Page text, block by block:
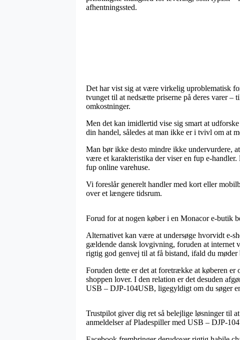
afhentningssted.
Det har vist sig at være virkelig uproblematisk
tvunget til at nedsætte priserne på deres varer –
omkostninger.
Men det kan imidlertid vise sig smart at
din handel, således at man ikke er i tvivl om at
Man bør ikke desto mindre ikke undervurdere,
være et karakteristika der viser en fup e-
fup online varehuse.
Vi foreslår generelt handler med kort eller
over et længere tidsrum.
Forud for at nogen køber i en Monacor e-butik
Alternativet kan være at undersøge hvorvidt e-
gældende dansk lovgivning, foruden at internet
rigtig god genvej til at få bistand, ifald du
Foruden dette er det at foretrække at køberen
shoppen lover. I den relation er det desuden
USB – DJP-104USB, ligegyldigt om du søger
Trustpilot giver dig ret så belejlige løsninger til
anmeldelser af Pladespiller med USB – DJP-